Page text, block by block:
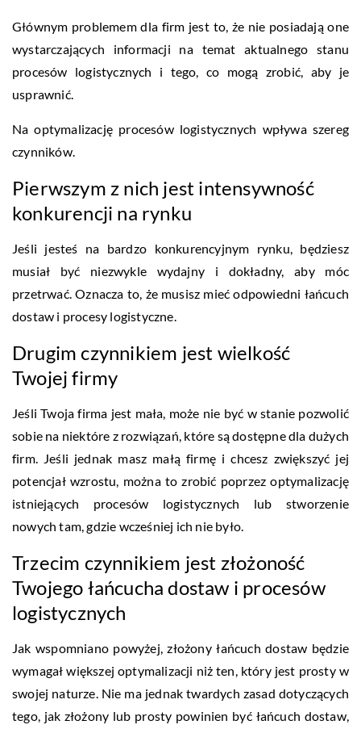
Głównym problemem dla firm jest to, że nie posiadają one
wystarczających informacji na temat aktualnego stanu
procesów logistycznych i tego, co mogą zrobić, aby je
usprawnić.
Na optymalizację procesów logistycznych wpływa szereg
czynników.
Pierwszym z nich jest intensywność
konkurencji na rynku
Jeśli jesteś na bardzo konkurencyjnym rynku, będziesz
musiał być niezwykle wydajny i dokładny, aby móc
przetrwać. Oznacza to, że musisz mieć odpowiedni łańcuch
dostaw i procesy logistyczne.
Drugim czynnikiem jest wielkość
Twojej firmy
Jeśli Twoja firma jest mała, może nie być w stanie pozwolić
sobie na niektóre z rozwiązań, które są dostępne dla dużych
firm. Jeśli jednak masz małą firmę i chcesz zwiększyć jej
potencjał wzrostu, można to zrobić poprzez optymalizację
istniejących procesów logistycznych lub stworzenie
nowych tam, gdzie wcześniej ich nie było.
Trzecim czynnikiem jest złożoność
Twojego łańcucha dostaw i procesów
logistycznych
Jak wspomniano powyżej, złożony łańcuch dostaw będzie
wymagał większej optymalizacji niż ten, który jest prosty w
swojej naturze. Nie ma jednak twardych zasad dotyczących
tego, jak złożony lub prosty powinien być łańcuch dostaw,